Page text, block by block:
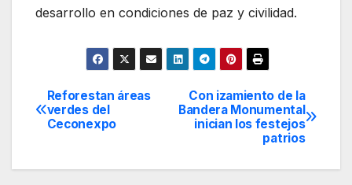
desarrollo en condiciones de paz y civilidad.
Navegación
de
entradas
Con izamiento de la
Bandera Monumental
inician los festejos
patrios
Reforestan áreas
verdes del
Ceconexpo